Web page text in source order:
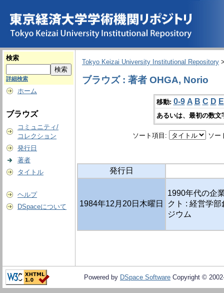
検索
詳細検索
ホーム
ブラウズ
コミュニティ/
コレクション
発行日
著者
タイトル
ヘルプ
DSpaceについて
Tokyo Keizai University Institutional Repository
ブラウズ : 著者 OHGA, Norio
移動: 0-9 A B C D E
あるいは、最初の数
ソート項目: ソー
発行日
1984年12月20日木曜日
1990年代の企
クト : 経営学
ジウム
Powered by DSpace Software Copyright ©